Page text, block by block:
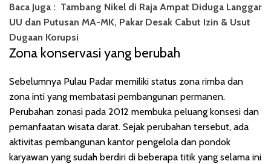
Baca Juga : Tambang Nikel di Raja Ampat Diduga Langgar
UU dan Putusan MA-MK, Pakar Desak Cabut Izin & Usut
Dugaan Korupsi
Zona konservasi yang berubah
Sebelumnya Pulau Padar memiliki status zona rimba dan
zona inti yang membatasi pembangunan permanen.
Perubahan zonasi pada 2012 membuka peluang konsesi dan
pemanfaatan wisata darat. Sejak perubahan tersebut, ada
aktivitas pembangunan kantor pengelola dan pondok
karyawan yang sudah berdiri di beberapa titik yang selama ini